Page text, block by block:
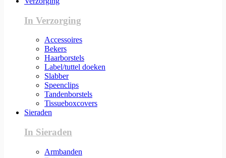
In Verzorging
Accessoires
Bekers
Haarborstels
Label/tuttel doeken
Slabber
Speenclips
Tandenborstels
Tissueboxcovers
Sieraden
In Sieraden
Armbanden